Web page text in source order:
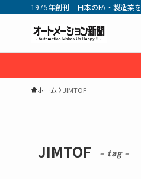
1975年創刊 日本のFA・製造業
ホーム JIMTOF
JIMTOF – tag –